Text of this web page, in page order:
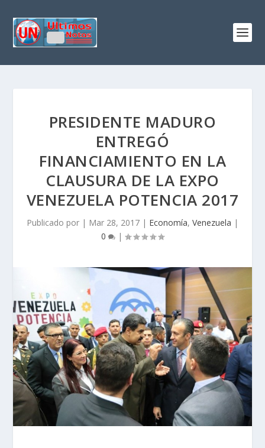
PRESIDENTE MADURO
ENTREGÓ
FINANCIAMIENTO EN LA
CLAUSURA DE LA EXPO
VENEZUELA POTENCIA 2017
Publicado por | Mar 28, 2017 | Economía, Venezuela |
0
|